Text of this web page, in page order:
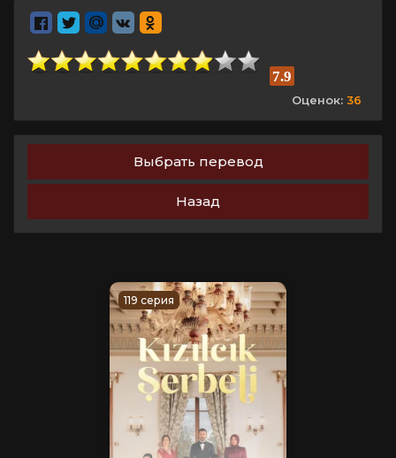
7.9
Оценок: 36
Выбрать перевод
Назад
119 серия